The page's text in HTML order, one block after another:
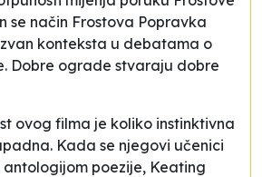
se način Frostova Popravka
konteksta u debatama o
Dobre ograde stvaraju dobre
ovog filma je koliko instinktivna
Kada se njegovi učenici
antologijom poezije, Keating